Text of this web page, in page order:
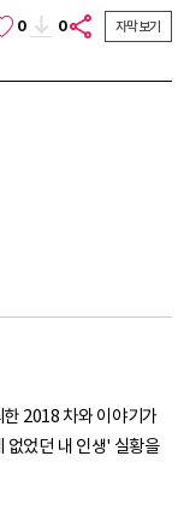
0 0 자막보기
2018 차와 이야기가
없었던 내 인생' 실황을